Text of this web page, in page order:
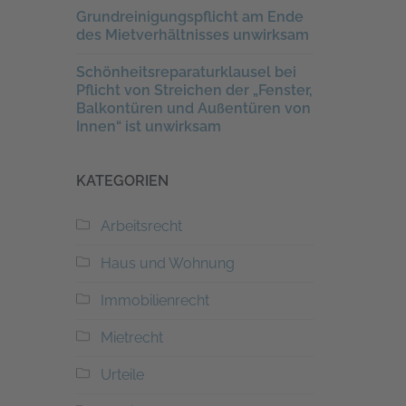
Grundreinigungspflicht am Ende
des Mietverhältnisses unwirksam
Schönheitsreparaturklausel bei
Pflicht von Streichen der „Fenster,
Balkontüren und Außentüren von
Innen“ ist unwirksam
KATEGORIEN
Arbeitsrecht
Haus und Wohnung
Immobilienrecht
Mietrecht
Urteile